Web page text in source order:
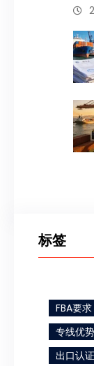
标签
FBA要求
专线优势
出口认证